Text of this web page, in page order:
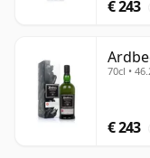
€ 243
70cl •
€ 243